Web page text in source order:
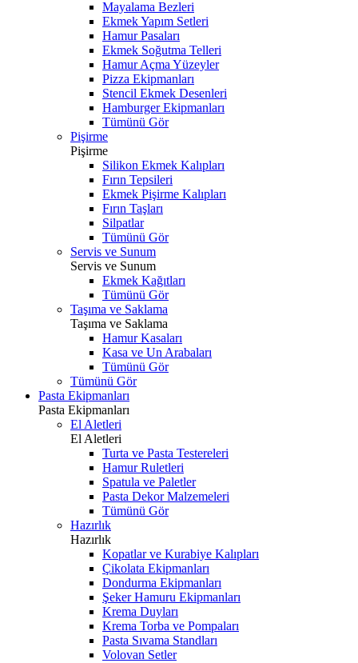
Mayalama Bezleri
Ekmek Yapım Setleri
Hamur Pasaları
Ekmek Soğutma Telleri
Hamur Açma Yüzeyler
Pizza Ekipmanları
Stencil Ekmek Desenleri
Hamburger Ekipmanları
Tümünü Gör
Pişirme
Pişirme
Silikon Ekmek Kalıpları
Fırın Tepsileri
Ekmek Pişirme Kalıpları
Fırın Taşları
Silpatlar
Tümünü Gör
Servis ve Sunum
Servis ve Sunum
Ekmek Kağıtları
Tümünü Gör
Taşıma ve Saklama
Taşıma ve Saklama
Hamur Kasaları
Kasa ve Un Arabaları
Tümünü Gör
Tümünü Gör
Pasta Ekipmanları
Pasta Ekipmanları
El Aletleri
El Aletleri
Turta ve Pasta Testereleri
Hamur Ruletleri
Spatula ve Paletler
Pasta Dekor Malzemeleri
Tümünü Gör
Hazırlık
Hazırlık
Kopatlar ve Kurabiye Kalıpları
Çikolata Ekipmanları
Dondurma Ekipmanları
Şeker Hamuru Ekipmanları
Krema Duyları
Krema Torba ve Pompaları
Pasta Sıvama Standları
Volovan Setler